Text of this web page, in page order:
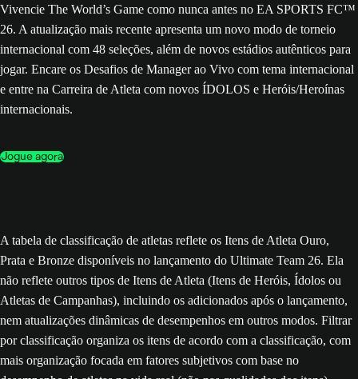
Vivencie The World’s Game como nunca antes no EA SPORTS FC™
26. A atualização mais recente apresenta um novo modo de torneio
internacional com 48 seleções, além de novos estádios autênticos para
jogar. Encare os Desafios de Manager ao Vivo com tema internacional
e entre na Carreira de Atleta com novos ÍDOLOS e Heróis/Heroínas
internacionais.
Jogue agora
A tabela de classificação de atletas reflete os Itens de Atleta Ouro,
Prata e Bronze disponíveis no lançamento do Ultimate Team 26. Ela
não reflete outros tipos de Itens de Atleta (Itens de Heróis, Ídolos ou
Atletas de Campanhas), incluindo os adicionados após o lançamento,
nem atualizações dinâmicas de desempenhos em outros modos. Filtrar
por classificação organiza os itens de acordo com a classificação, com
mais organização focada em fatores subjetivos com base no